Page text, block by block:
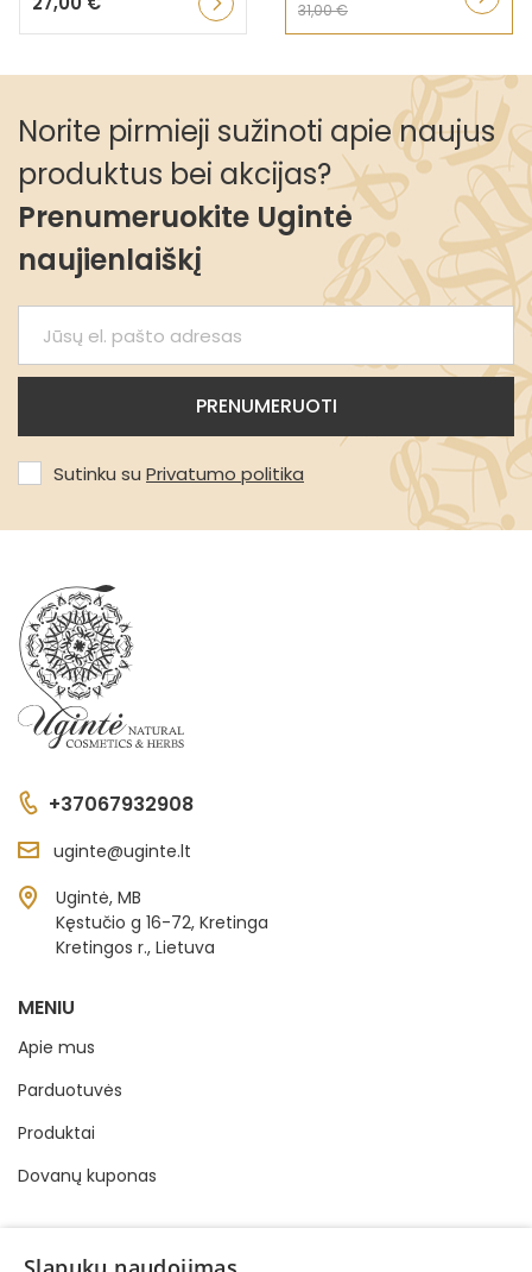
31,00 €
Norite pirmieji sužinoti apie naujus
produktus bei akcijas?
Prenumeruokite Ugintė
naujienlaiškį
Sutinku su Privatumo politika
+37067932908
uginte@uginte.lt
Ugintė, MB
Kęstučio g 16-72, Kretinga
Kretingos r., Lietuva
MENIU
Apie mus
Parduotuvės
Produktai
Dovanų kuponas
INFORMACIJA